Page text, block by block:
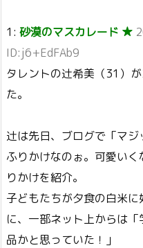
1: 砂漠のマスカレード ★
ID:j6+EdFAb9
タレントの辻希美（31）
た。
辻は先日、ブログで「マ
ふりかけなのぉ。可愛い
りかけを紹介。
子どもたちが夕食の白米
に、一部ネット上からは
品かと思っていた！」